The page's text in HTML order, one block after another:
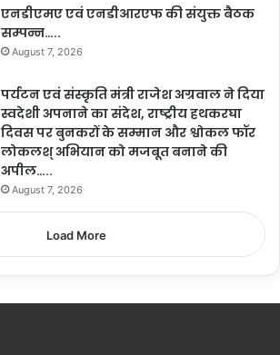
एनडीएमए एवं एनडीआरएफ की संयुक्त बैठक
सम्पन्न…..
August 7, 2026
पर्यटन एवं संस्कृति मंत्री राजेश अग्रवाल ने दिया
स्वदेशी अपनाने का संदेश, राष्ट्रीय हथकरघा
दिवस पर बुनकरों के सम्मान और श्वोकल फॉर
लोकलश् अभियान को मजबूत बनाने की
अपील…..
August 7, 2026
Load More